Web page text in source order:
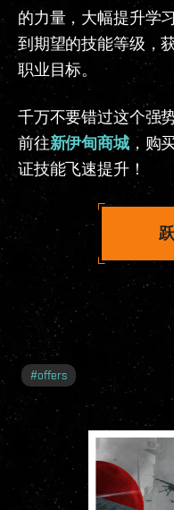
的力量，大幅提升学
到期望的技能等级，
职业目标。
千万不要错过这个强
前往新伊甸商城，购
证技能飞速提升！
#offers